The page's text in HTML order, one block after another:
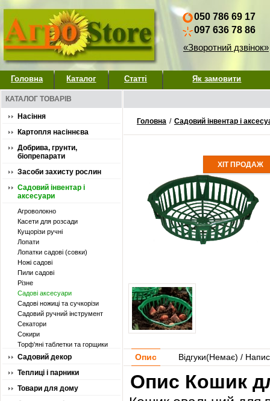
050 786 69 17
097 636 78 86
«Зворотний дзвінок»
Головна Каталог Статті Як замовити
КАТАЛОГ ТОВАРІВ
Насіння
Картопля насіннєва
Добрива, грунти,
біопрепарати
Засоби захисту рослин
Садовий інвентар і
аксесуари
Агроволокно
Касети для розсади
Кущорізи ручні
Лопати
Лопатки садові (совки)
Ножі садові
Пили садові
Різне
Садові аксесуари
Садові ножиці та сучкорізи
Садовий ручний інструмент
Секатори
Сокири
Торф'яні таблетки та горщики
Садовий декор
Теплиці і парники
Товари для дому
Головна / Садовий інвентар і
ХІТ ПРОДАЖ
Опис Відгуки(Немає) /
Опис Кошик